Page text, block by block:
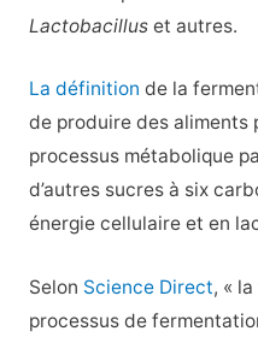
Lactobacilluset autres.
La définition de la
de produire des aliments
processus métabolique
d’autres sucres à six
énergie cellulaire et en
Selon Science Direct, «
processus de